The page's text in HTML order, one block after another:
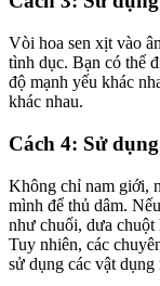
Vòi hoa sen xịt vào
tình dục. Bạn có thể
độ mạnh yếu khác
khác nhau.
Cách 4: Sử
Không chỉ nam giới,
mình để thủ dâm.
như chuối, dưa
Tuy nhiên, các
sử dụng các vật